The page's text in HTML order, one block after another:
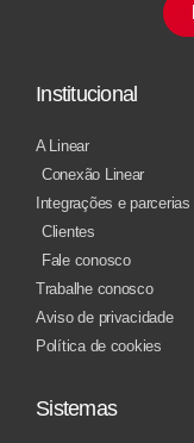
Institucional
A Linear
Conexão Linear
Integrações e parcerias
Clientes
Fale conosco
Trabalhe conosco
Aviso de privacidade
Política de cookies
Sistemas